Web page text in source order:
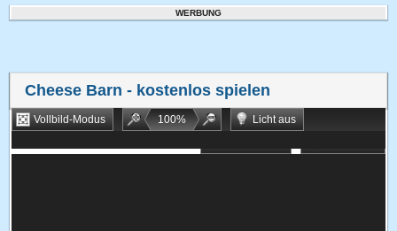
WERBUNG
Cheese Barn - kostenlos spielen
Vollbild-Modus 100%
Licht aus